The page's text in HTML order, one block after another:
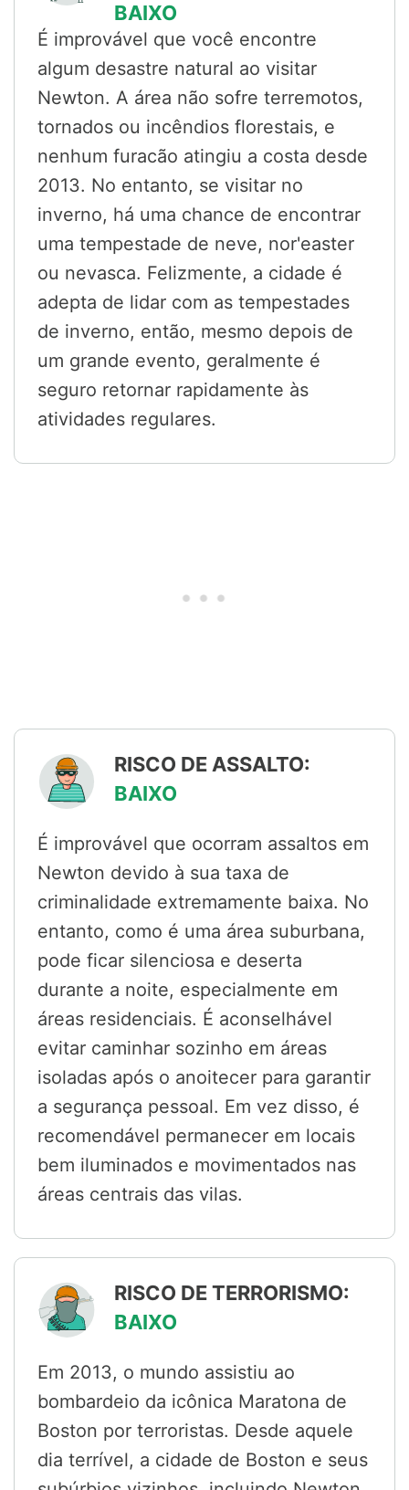
BAIXO
É improvável que você encontre
algum desastre natural ao visitar
Newton. A área não sofre terremotos,
tornados ou incêndios florestais, e
nenhum furacão atingiu a costa desde
2013. No entanto, se visitar no
inverno, há uma chance de encontrar
uma tempestade de neve, nor'easter
ou nevasca. Felizmente, a cidade é
adepta de lidar com as tempestades
de inverno, então, mesmo depois de
um grande evento, geralmente é
seguro retornar rapidamente às
atividades regulares.
RISCO DE ASSALTO:
BAIXO
É improvável que ocorram assaltos em
Newton devido à sua taxa de
criminalidade extremamente baixa. No
entanto, como é uma área suburbana,
pode ficar silenciosa e deserta
durante a noite, especialmente em
áreas residenciais. É aconselhável
evitar caminhar sozinho em áreas
isoladas após o anoitecer para garantir
a segurança pessoal. Em vez disso, é
recomendável permanecer em locais
bem iluminados e movimentados nas
áreas centrais das vilas.
RISCO DE TERRORISMO:
BAIXO
Em 2013, o mundo assistiu ao
bombardeio da icônica Maratona de
Boston por terroristas. Desde aquele
dia terrível, a cidade de Boston e seus